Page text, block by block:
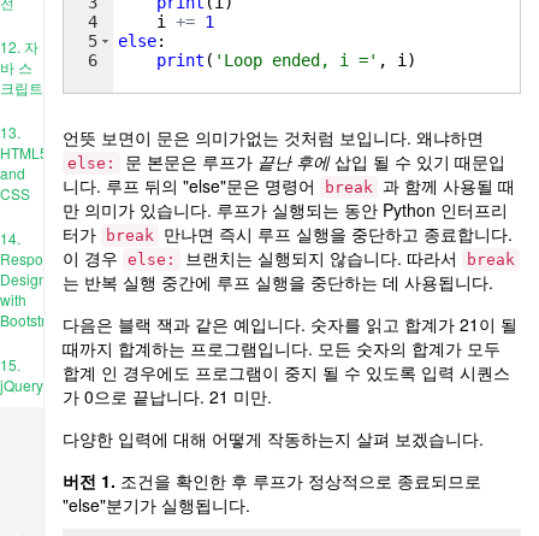
12. 자
바 스
크립트
13.
HTML5
and
CSS
14.
Responsive
Design
with
Bootstrap
15.
jQuery
4
5
6
i
+= 1
else:
print ( 'Loop ended, i =' , i )
언뜻 보면이 문은 의미가없는 것처럼 보입니다. 왜냐하면
else: 문 본문은 루프가 끝난 후에삽입 될 수 있기 때문입
니다. 루프 뒤의 "else"문은 명령어
break 과 함께 사용될 때
만 의미가 있습니다. 루프가 실행되는 동안 Python 인터프리
터가
break
만나면 즉시 루프 실행을 중단하고 종료합니다.
이 경우
else: 브랜치는 실행되지 않습니다. 따라서 break
는 반복 실행 중간에 루프 실행을 중단하는 데 사용됩니다.
다음은 블랙 잭과 같은 예입니다. 숫자를 읽고 합계가 21이 될
때까지 합계하는 프로그램입니다. 모든 숫자의 합계가 모두
합계 인 경우에도 프로그램이 중지 될 수 있도록 입력 시퀀스
가 ​​0으로 끝납니다. 21 미만.
다양한 입력에 대해 어떻게 작동하는지 살펴 보겠습니다.
버전 1. 조건을 확인한 후 루프가 정상적으로 종료되므로
"else"분기가 실행됩니다.